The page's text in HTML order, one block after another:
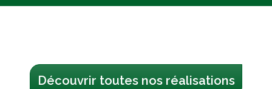
Découvrir toutes nos réalisations